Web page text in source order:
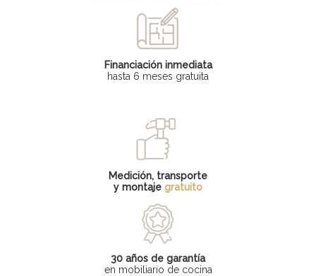
Financiación inmediata
hasta 6 meses gratuita
Medición, transporte
y montaje gratuito
30 años de garantía
en mobiliario de cocina